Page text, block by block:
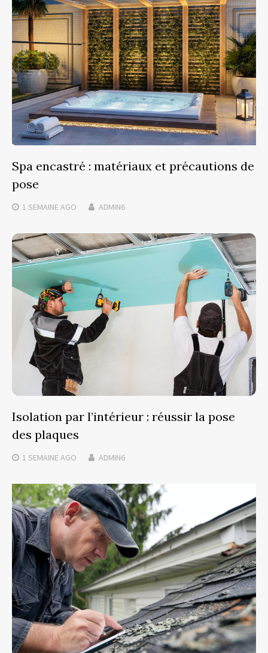
Spa encastré : matériaux et précautions de
pose
1 SEMAINE AGO ADMIN6
Isolation par l’intérieur : réussir la pose
des plaques
1 SEMAINE AGO ADMIN6